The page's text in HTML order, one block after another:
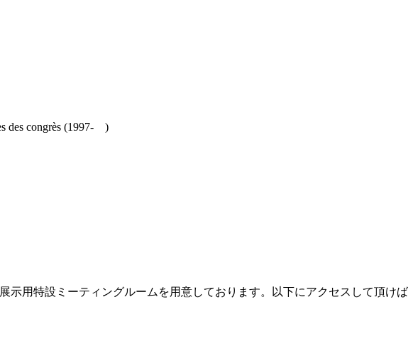
des congrès (1997- )
示用特設ミーティングルームを用意しております。以下にアクセスして頂け